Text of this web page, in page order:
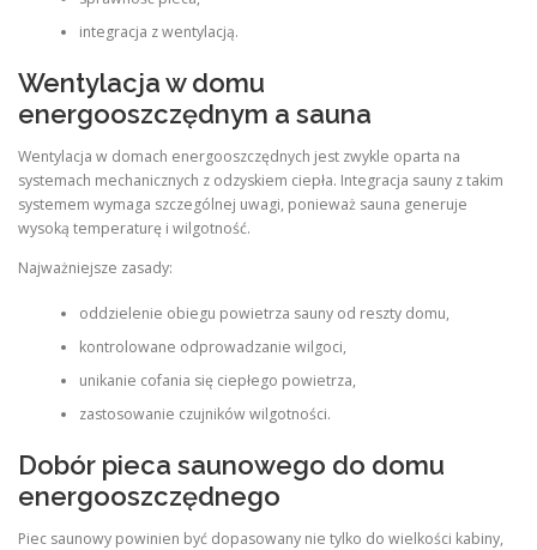
integracja z wentylacją.
Wentylacja w domu
energooszczędnym a sauna
Wentylacja w domach energooszczędnych jest zwykle oparta na
systemach mechanicznych z odzyskiem ciepła. Integracja sauny z takim
systemem wymaga szczególnej uwagi, ponieważ sauna generuje
wysoką temperaturę i wilgotność.
Najważniejsze zasady:
oddzielenie obiegu powietrza sauny od reszty domu,
kontrolowane odprowadzanie wilgoci,
unikanie cofania się ciepłego powietrza,
zastosowanie czujników wilgotności.
Dobór pieca saunowego do domu
energooszczędnego
Piec saunowy powinien być dopasowany nie tylko do wielkości kabiny,